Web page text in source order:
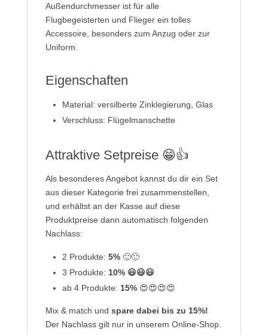
Außendurchmesser ist für alle
Flugbegeisterten und Flieger ein tolles
Accessoire, besonders zum Anzug oder zur
Uniform.
Eigenschaften
Material: versilberte Zinklegierung, Glas
Verschluss: Flügelmanschette
Attraktive Setpreise 😁👍
Als besonderes Angebot kannst du dir ein Set
aus dieser Kategorie frei zusammenstellen,
und erhältst an der Kasse auf diese
Produktpreise dann automatisch folgenden
Nachlass:
2 Produkte: 5% 🙂🙂
3 Produkte: 10% 😃😃😃
ab 4 Produkte: 15%😍😍😍😍
Mix & match und spare dabei bis zu 15%!
Der Nachlass gilt nur in unserem Online-Shop.